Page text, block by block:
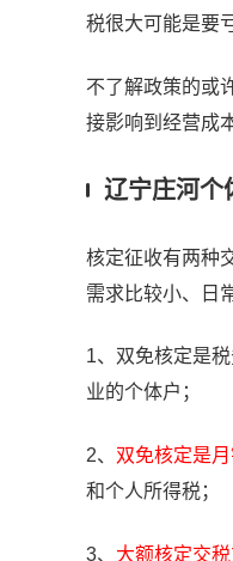
税很大可能是要
不了解政策的或
接影响到经营成
辽宁庄河个
核定征收有两种
需求比较小、日
1、双免核定是
业的个体户；
2、 双免核定是
和个人所得税；
3、 大额核定交